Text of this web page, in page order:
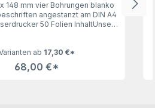
148 mm vier Bohrungen blanko
angestanzt am DIN A4
50 Folien InhaltUnsere
Geeignet für Laserdrucker.
ab 17,30 €*
68,00 €*